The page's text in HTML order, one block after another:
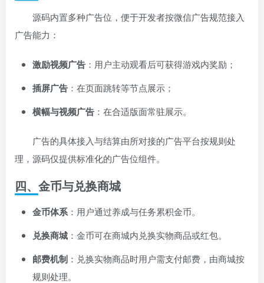
源码内置多种广告位，便于开发者按微信广告规范接入
广告能力：
激励视频广告 ：用户主动观看后可获得游戏内奖励；
插屏广告 ：在页面跳转等节点展示；
横幅与视频广告 ：在合适版面常驻展示。
广告的具体接入与结算由所对接的广告平台按规则处
理，源码仅提供标准化的广告位组件。
四、金币与兑换商城
金币体系 ：用户通过养成与任务累积金币。
兑换商城 ：金币可在商城内兑换实物商品或红包。
邮费机制 ：兑换实物商品时用户需支付邮费，由商城按
规则处理。